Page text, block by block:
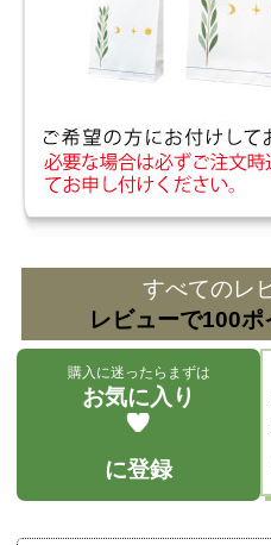
すべてのレ
レビューで100
購入に迷ったらまずは
お気に入り
に登録